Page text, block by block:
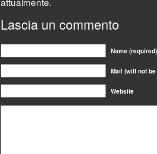
Lascia un commento
Name (required)
Mail (will not
Website